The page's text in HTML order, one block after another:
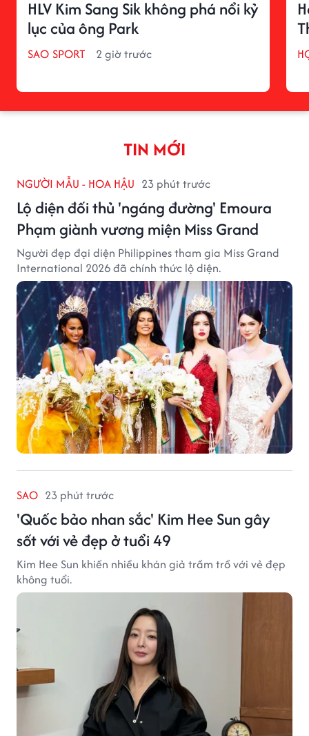
HLV Kim Sang Sik không phá nổi kỷ
lục của ông Park
SAO SPORT 2 giờ trước
TIN MỚI
NGƯỜI MẪU - HOA HẬU 23 phút trước
Lộ diện đối thủ 'ngáng đường' Emoura
Phạm giành vương miện Miss Grand
Người đẹp đại diện Philippines tham gia Miss Grand
International 2026 đã chính thức lộ diện.
SAO 23 phút trước
'Quốc bảo nhan sắc' Kim Hee Sun gây
sốt với vẻ đẹp ở tuổi 49
Kim Hee Sun khiến nhiều khán giả trầm trồ với vẻ đẹp
không tuổi.